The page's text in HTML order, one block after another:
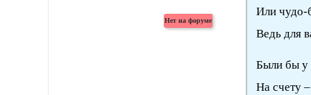
Или чудо-
Ведь для
Были бы у
На счету